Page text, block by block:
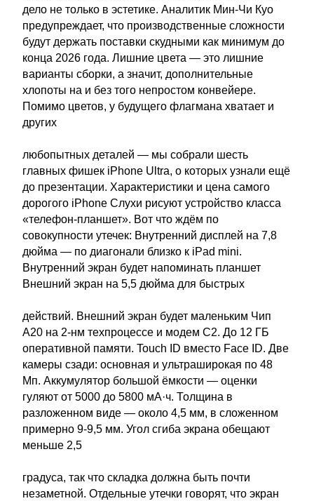
дело не только в эстетике. Аналитик Мин-Чи Куо
предупреждает, что производственные сложности
будут держать поставки скудными как минимум до
конца 2026 года. Лишние цвета — это лишние
варианты сборки, а значит, дополнительные
хлопоты на и без того непростом конвейере.
Помимо цветов, у будущего флагмана хватает и
других
любопытных деталей — мы собрали шесть
главных фишек iPhone Ultra, о которых узнали ещё
до презентации. Характеристики и цена самого
дорогого iPhone Слухи рисуют устройство класса
«телефон-планшет». Вот что ждём по
совокупности утечек: Внутренний дисплей на 7,8
дюйма — по диагонали близко к iPad mini.
Внутренний экран будет напоминать планшет
Внешний экран на 5,5 дюйма для быстрых
действий. Внешний экран будет маленьким Чип
A20 на 2-нм техпроцессе и модем C2. До 12 ГБ
оперативной памяти. Touch ID вместо Face ID. Две
камеры сзади: основная и ультраширокая по 48
Мп. Аккумулятор большой ёмкости — оценки
гуляют от 5000 до 5800 мА·ч. Толщина в
разложенном виде — около 4,5 мм, в сложенном
примерно 9-9,5 мм. Угол сгиба экрана обещают
меньше 2,5
градуса, так что складка должна быть почти
незаметной. Отдельные утечки говорят, что экран